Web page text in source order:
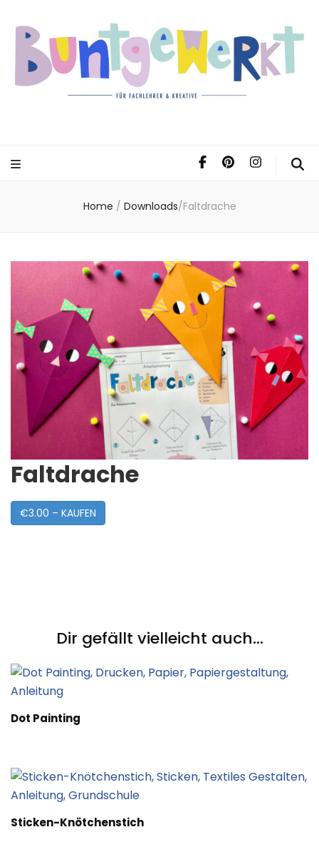
Home / Downloads/Faltdrache
Faltdrache
€3.00 – KAUFEN
Dir gefällt vielleicht auch...
Dot Painting
Sticken-Knötchenstich